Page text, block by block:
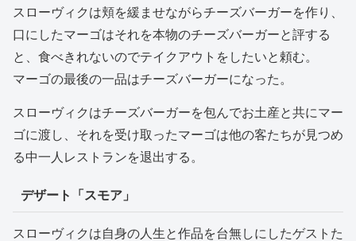
スローヴィクは頬を緩ませながらチーズバーガーを作り、
口にしたマーゴはそれを本物のチーズバーガーと評する
と、食べきれないのでテイクアウトをしたいと頼む。
マーゴの最後の一品はチーズバーガーになった。
スローヴィクはチーズバーガーを包んでお土産と共にマー
ゴに渡し、それを受け取ったマーゴは他の客たちが見つめ
る中一人レストランを退出する。
デザート「スモア」
スローヴィクは自身の人生と作品を台無しにしたゲストた